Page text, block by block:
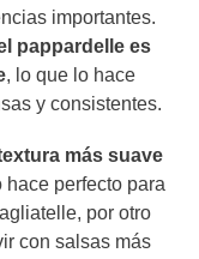
importantes.
pappardelle es
, lo que lo hace
y consistentes.
más suave
hace perfecto para
por otro
con salsas más